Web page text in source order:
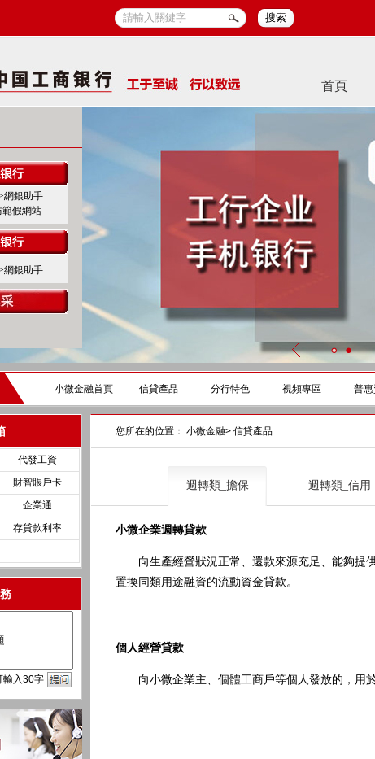
搜索
首頁
網銀助手
範假網站
網銀助手
小微金融首頁 信貸產品 分行特色 視頻專區 普
代發工資
財智賬戶卡
企業通
存貸款利率
輸入30字
您所在的位置： 小微金融> 信貸產品
週轉類_擔保 週轉類_信用
小微企業週轉貸款
向生產經營狀況正常、還款來源充足、能夠提
置換同類用途融資的流動資金貸款。
個人經營貸款
向小微企業主、個體工商戶等個人發放的，用於